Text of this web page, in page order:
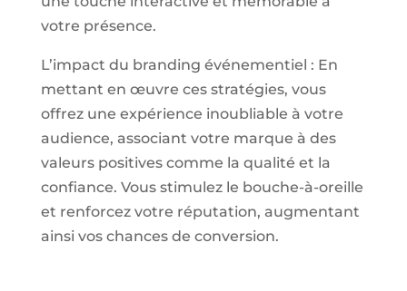
votre présence.
L’impact du branding événementiel : En
mettant en œuvre ces stratégies, vous
offrez une expérience inoubliable à votre
audience, associant votre marque à des
valeurs positives comme la qualité et la
confiance. Vous stimulez le bouche-à-oreille
et renforcez votre réputation, augmentant
ainsi vos chances de conversion.